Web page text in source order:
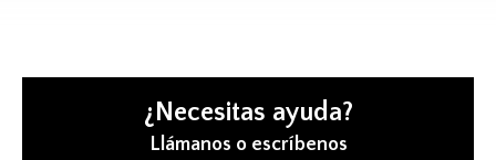
¿Necesitas ayuda?
Llámanos o escríbenos